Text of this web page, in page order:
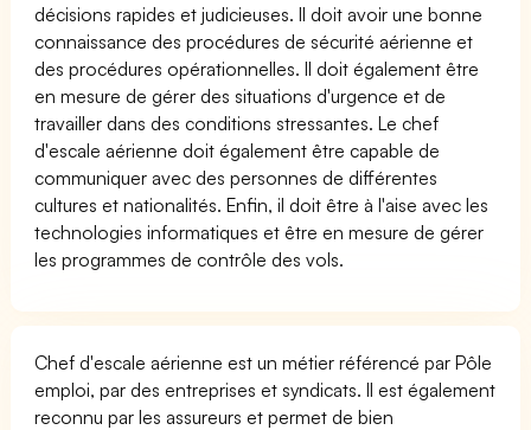
décisions rapides et judicieuses. Il doit avoir une bonne
connaissance des procédures de sécurité aérienne et
des procédures opérationnelles. Il doit également être
en mesure de gérer des situations d'urgence et de
travailler dans des conditions stressantes. Le chef
d'escale aérienne doit également être capable de
communiquer avec des personnes de différentes
cultures et nationalités. Enfin, il doit être à l'aise avec les
technologies informatiques et être en mesure de gérer
les programmes de contrôle des vols.
Chef d'escale aérienne est un métier référencé par Pôle
emploi, par des entreprises et syndicats. Il est également
reconnu par les assureurs et permet de bien